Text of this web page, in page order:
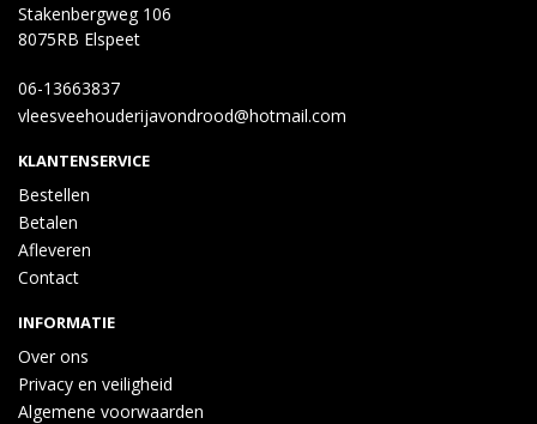
Stakenbergweg 106
8075RB Elspeet
06-13663837
vleesveehouderijavondrood@hotmail.com
KLANTENSERVICE
Bestellen
Betalen
Afleveren
Contact
INFORMATIE
Over ons
Privacy en veiligheid
Algemene voorwaarden